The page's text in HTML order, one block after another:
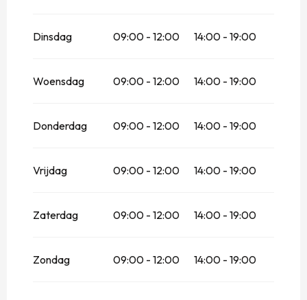
Dinsdag 09:00 - 12:00 14:00 - 19:00
Woensdag 09:00 - 12:00 14:00 - 19:00
Donderdag 09:00 - 12:00 14:00 - 19:00
Vrijdag 09:00 - 12:00 14:00 - 19:00
Zaterdag 09:00 - 12:00 14:00 - 19:00
Zondag 09:00 - 12:00 14:00 - 19:00